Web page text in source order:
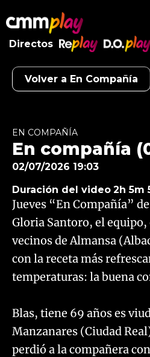
Directos
RePlay
D.O.Play
Volver a En Compañía
Algo salió
Try
EN COMPAÑÍA
En compañía
02/07/2026 19:03
Duración del video 2h 5m
Jueves “En Compañía”
Gloria Santoro, el
vecinos de Almansa
con la receta más
temperaturas: la buena
Blas, tiene 69 años es
Manzanares (Ciudad
perdió a la compañera